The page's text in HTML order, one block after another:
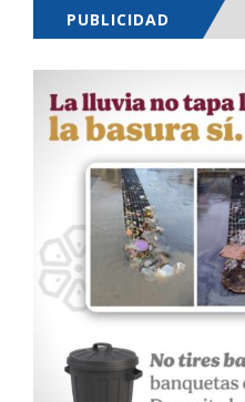
PUBLICIDAD